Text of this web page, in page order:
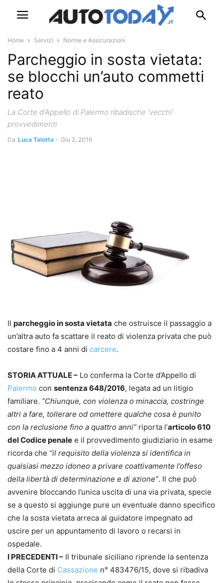
Home Servizi Norme e Assicurazioni
Parcheggio in sosta vietata:
se blocchi un’auto commetti
reato
La Corte d'Appello di Palermo ribadische 'vecchi'
provvedimenti
Da Luca Talotta - Giu 2, 2016
Il parcheggio in sosta vietata che ostruisce il passaggio a
un’altra auto fa scattare il reato di violenza privata che può
costare fino a 4 anni di carcere.
STORIA ATTUALE – Lo conferma la Corte d’Appello di
Palermo con sentenza 648/2016, legata ad un litigio
familiare. “Chiunque, con violenza o minaccia, costringe
altri a fare, tollerare od omettere qualche cosa è punito
con la reclusione fino a quattro anni” riporta l’articolo 610
del Codice penale e il provvedimento giudiziario in esame
ricorda che “il requisito della violenza si identifica in
qualsiasi mezzo idoneo a privare coattivamente l’offeso
della libertà di determinazione e di azione”. Il che può
avvenire bloccando l’unica uscita di una via privata, specie
se a questo si aggiunge pure un eventuale danno specifico
che la sosta vietata arreca al guidatore impegnato ad
uscire per un appuntamento di lavoro o recarsi in
ospedale.
I PRECEDENTI – Il tribunale siciliano riprende la sentenza
della Corte di Cassazione n° 483476/15, dove si ribadiva